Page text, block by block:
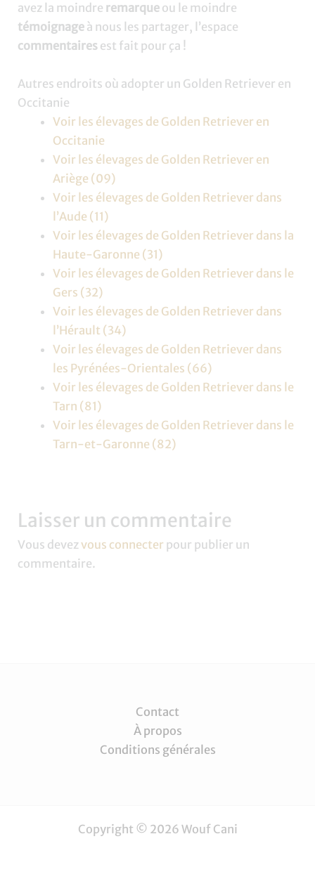
avez la moindre remarque ou le moindre
témoignage à nous les partager, l’espace
commentaires est fait pour ça !
Autres endroits où adopter un Golden Retriever en
Occitanie
Voir les élevages de Golden Retriever en
Occitanie
Voir les élevages de Golden Retriever en
Ariège (09)
Voir les élevages de Golden Retriever dans
l’Aude (11)
Voir les élevages de Golden Retriever dans la
Haute-Garonne (31)
Voir les élevages de Golden Retriever dans le
Gers (32)
Voir les élevages de Golden Retriever dans
l’Hérault (34)
Voir les élevages de Golden Retriever dans
les Pyrénées-Orientales (66)
Voir les élevages de Golden Retriever dans le
Tarn (81)
Voir les élevages de Golden Retriever dans le
Tarn-et-Garonne (82)
Laisser un commentaire
Vous devezvous connecter pour publier un
commentaire.
Contact
À propos
Conditions générales
Copyright © 2026 Wouf Cani